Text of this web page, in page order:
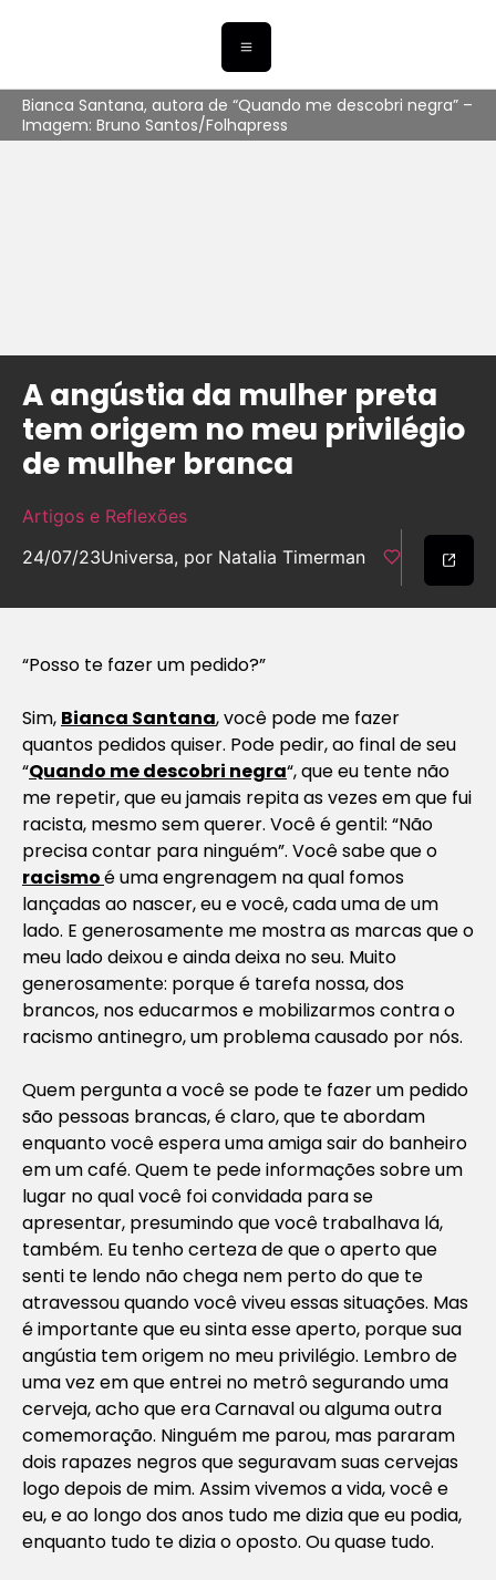
Bianca Santana, autora de “Quando me descobri negra” –
Imagem: Bruno Santos/Folhapress
A angústia da mulher preta
tem origem no meu privilégio
de mulher branca
Artigos e Reflexões
24/07/23Universa, por Natalia Timerman
“Posso te fazer um pedido?”
Sim, Bianca Santana, você pode me fazer
quantos pedidos quiser. Pode pedir, ao final de seu
“Quando me descobri negra“, que eu tente não
me repetir, que eu jamais repita as vezes em que fui
racista, mesmo sem querer. Você é gentil: “Não
precisa contar para ninguém”. Você sabe que o
racismoé uma engrenagem na qual fomos
lançadas ao nascer, eu e você, cada uma de um
lado. E generosamente me mostra as marcas que o
meu lado deixou e ainda deixa no seu. Muito
generosamente: porque é tarefa nossa, dos
brancos, nos educarmos e mobilizarmos contra o
racismo antinegro, um problema causado por nós.
Quem pergunta a você se pode te fazer um pedido
são pessoas brancas, é claro, que te abordam
enquanto você espera uma amiga sair do banheiro
em um café. Quem te pede informações sobre um
lugar no qual você foi convidada para se
apresentar, presumindo que você trabalhava lá,
também. Eu tenho certeza de que o aperto que
senti te lendo não chega nem perto do que te
atravessou quando você viveu essas situações. Mas
é importante que eu sinta esse aperto, porque sua
angústia tem origem no meu privilégio. Lembro de
uma vez em que entrei no metrô segurando uma
cerveja, acho que era Carnaval ou alguma outra
comemoração. Ninguém me parou, mas pararam
dois rapazes negros que seguravam suas cervejas
logo depois de mim. Assim vivemos a vida, você e
eu, e ao longo dos anos tudo me dizia que eu podia,
enquanto tudo te dizia o oposto. Ou quase tudo.